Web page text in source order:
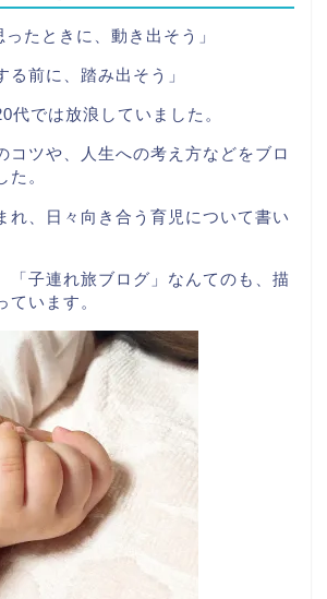
ったときに、動き出そう」
る前に、踏み出そう」
代では放浪していました。
コツや、人生への考え方などをブロ
た。
れ、日々向き合う育児について書い
「子連れ旅ブログ」なんてのも、描
ています。